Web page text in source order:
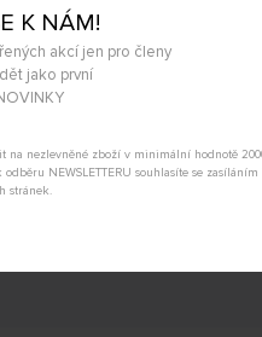
K NÁM!
akcí jen pro členy
jako první
na nezlevněné zboží v minimální hodnotě
NEWSLETTERU souhlasíte se
stránek.